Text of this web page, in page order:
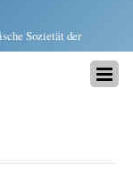
Sozietät der